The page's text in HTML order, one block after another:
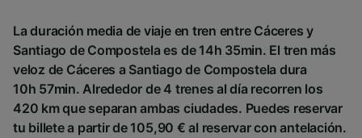
La duración media de viaje en tren entre Cáceres y
Santiago de Compostela es de 14h 35min. El tren más
veloz de Cáceres a Santiago de Compostela dura
10h 57min. Alrededor de 4 trenes al día recorren los
420 km que separan ambas ciudades. Puedes reservar
tu billete a partir de 105,90 € al reservar con antelación.